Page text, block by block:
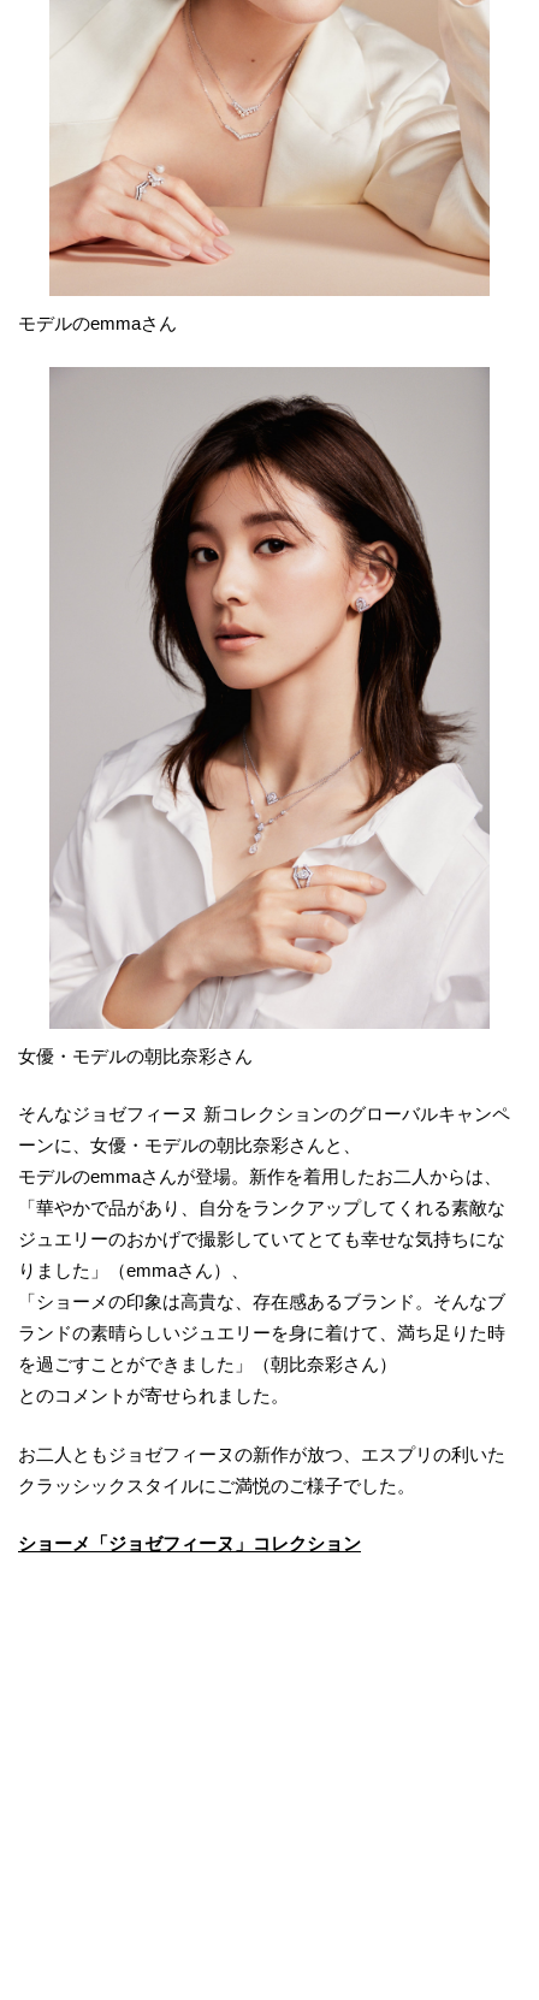
モデルのemmaさん
女優・モデルの朝比奈彩さん
そんなジョゼフィーヌ 新コレクションのグローバルキャンペ
ーンに、女優・モデルの朝比奈彩さんと、
モデルのemmaさんが登場。新作を着用したお二人からは、
「華やかで品があり、自分をランクアップしてくれる素敵な
ジュエリーのおかげで撮影していてとても幸せな気持ちにな
りました」（emmaさん）、
「ショーメの印象は高貴な、存在感あるブランド。そんなブ
ランドの素晴らしいジュエリーを身に着けて、満ち足りた時
を過ごすことができました」（朝比奈彩さん）
とのコメントが寄せられました。
お二人ともジョゼフィーヌの新作が放つ、エスプリの利いた
クラッシックスタイルにご満悦のご様子でした。
ショーメ「ジョゼフィーヌ」コレクション